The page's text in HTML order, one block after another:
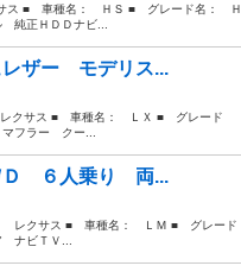
ス ■ 車種名： ＨＳ ■ グレード名： Ｈ
純正ＨＤＤナビ...
ザー モデリス...
クサス ■ 車種名： ＬＸ ■ グレード
フラー クー...
Ｄ ６人乗り 両...
レクサス ■ 車種名： ＬＭ ■ グレード
ビＴＶ...